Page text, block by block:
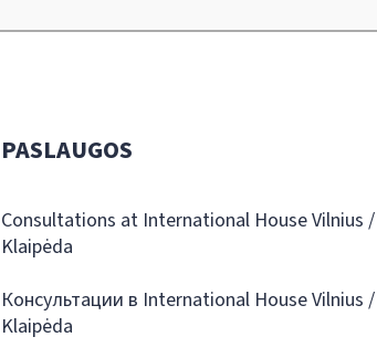
PASLAUGOS
Consultations at International House Vilnius /
Klaipėda
Консультации в International House Vilnius /
Klaipėda